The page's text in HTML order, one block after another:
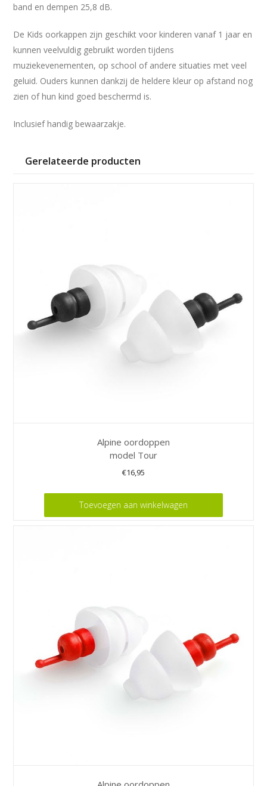
band en dempen 25,8 dB.
De Kids oorkappen zijn geschikt voor kinderen vanaf 1 jaar en
kunnen veelvuldig gebruikt worden tijdens
muziekevenementen, op school of andere situaties met veel
geluid. Ouders kunnen dankzij de heldere kleur op afstand nog
zien of hun kind goed beschermd is.
Inclusief handig bewaarzakje.
Gerelateerde producten
Alpine oordoppen
model Tour
€16,95
Toevoegen aan winkelwagen